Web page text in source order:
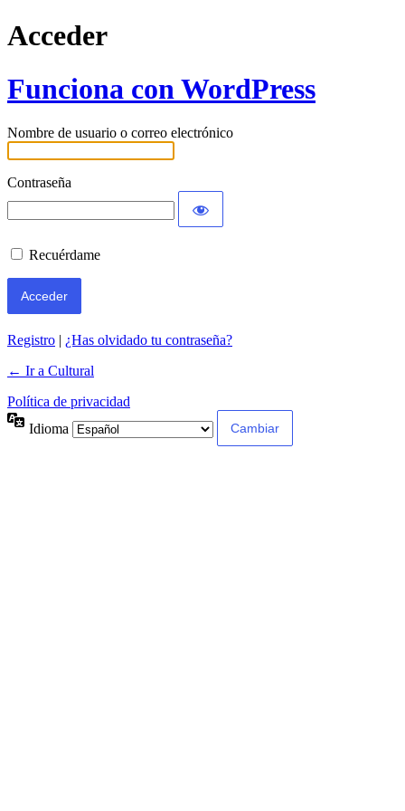
Acceder
Funciona con WordPress
Nombre de usuario o correo electrónico
Contraseña
Recuérdame
Registro | ¿Has olvidado tu contraseña?
← Ir a Cultural
Política de privacidad
Idioma